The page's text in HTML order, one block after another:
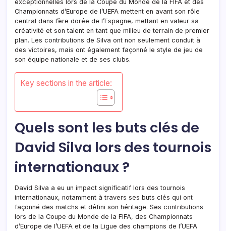
exceptionnelles lors de la Coupe du Monde de la FIFA et des
Championnats d’Europe de l’UEFA mettent en avant son rôle
central dans l’ère dorée de l’Espagne, mettant en valeur sa
créativité et son talent en tant que milieu de terrain de premier
plan. Les contributions de Silva ont non seulement conduit à
des victoires, mais ont également façonné le style de jeu de
son équipe nationale et de ses clubs.
Key sections in the article:
Quels sont les buts clés de
David Silva lors des tournois
internationaux ?
David Silva a eu un impact significatif lors des tournois
internationaux, notamment à travers ses buts clés qui ont
façonné des matchs et défini son héritage. Ses contributions
lors de la Coupe du Monde de la FIFA, des Championnats
d’Europe de l’UEFA et de la Ligue des champions de l’UEFA